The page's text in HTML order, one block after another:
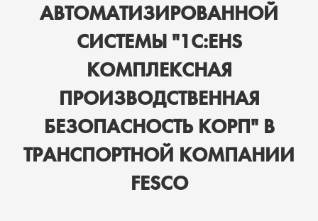
АВТОМАТИЗИРОВАННОЙ
СИСТЕМЫ "1С:EHS
КОМПЛЕКСНАЯ
ПРОИЗВОДСТВЕННАЯ
БЕЗОПАСНОСТЬ КОРП" В
ТРАНСПОРТНОЙ КОМПАНИИ
FESCO